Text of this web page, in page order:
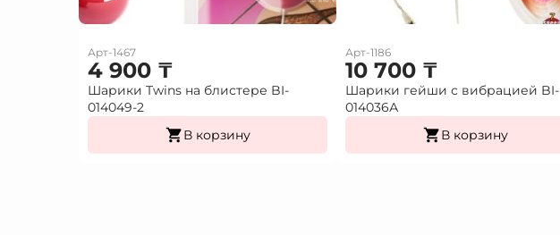
Арт-1467
4 900 ₸
Шарики Twins на блистере BI-
014049-2
В корзину
Арт-1186
10 700 ₸
Шарики гейши с вибрацией BI-
014036А
В корзину